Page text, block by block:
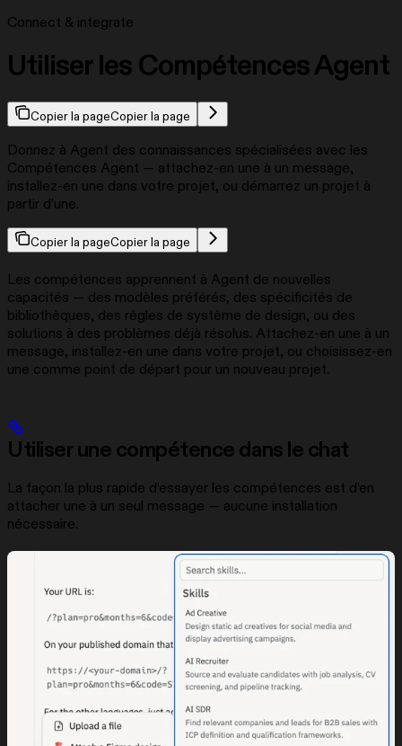
Connect & integrate
Utiliser les Compétences Agent
Copier la pageCopier la page
Donnez à Agent des connaissances spécialisées avec les
Compétences Agent — attachez-en une à un message,
installez-en une dans votre projet, ou démarrez un projet à
partir d’une.
Copier la pageCopier la page
Les compétences apprennent à Agent de nouvelles
capacités — des modèles préférés, des spécificités de
bibliothèques, des règles de système de design, ou des
solutions à des problèmes déjà résolus. Attachez-en une à un
message, installez-en une dans votre projet, ou choisissez-en
une comme point de départ pour un nouveau projet.
Utiliser une compétence dans le chat
La façon la plus rapide d’essayer les compétences est d’en
attacher une à un seul message — aucune installation
nécessaire.